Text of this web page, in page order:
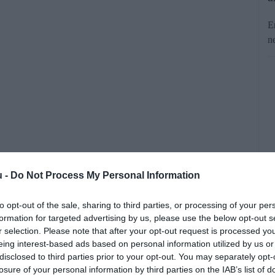
- Do Not Process My Personal Information
opt-out of the sale, sharing to third parties, or processing of your
for targeted advertising by us, please use the below opt-out
selection. Please note that after your opt-out request is processed
interest-based ads based on personal information utilized by us
to third parties prior to your opt-out. You may separately
of your personal information by third parties on the IAB’s list of
de éppen ezért egyre vonzóbb terep
ma már főként nem a bankok
az ügyfelek bizalmát próbálják
hamis befektetési ajánlat vagy egy
lehet ahhoz, hogy valaki milliókat